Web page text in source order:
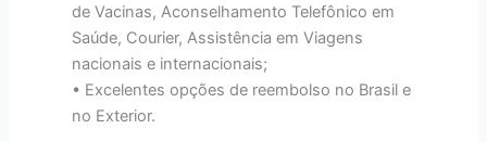
de Vacinas, Aconselhamento Telefônico em
Saúde, Courier, Assistência em Viagens
nacionais e internacionais;
• Excelentes opções de reembolso no Brasil e
no Exterior.